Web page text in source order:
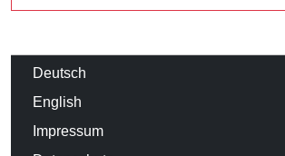
Deutsch
English
Impressum